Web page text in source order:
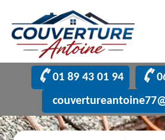
01 89 43 01 94